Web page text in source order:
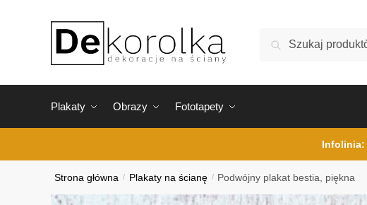
Szukaj
Plakaty Obrazy Fototapety
Infolinia:
Strona główna / Plakaty na ścianę / Podwójny plakat bestia, piękna